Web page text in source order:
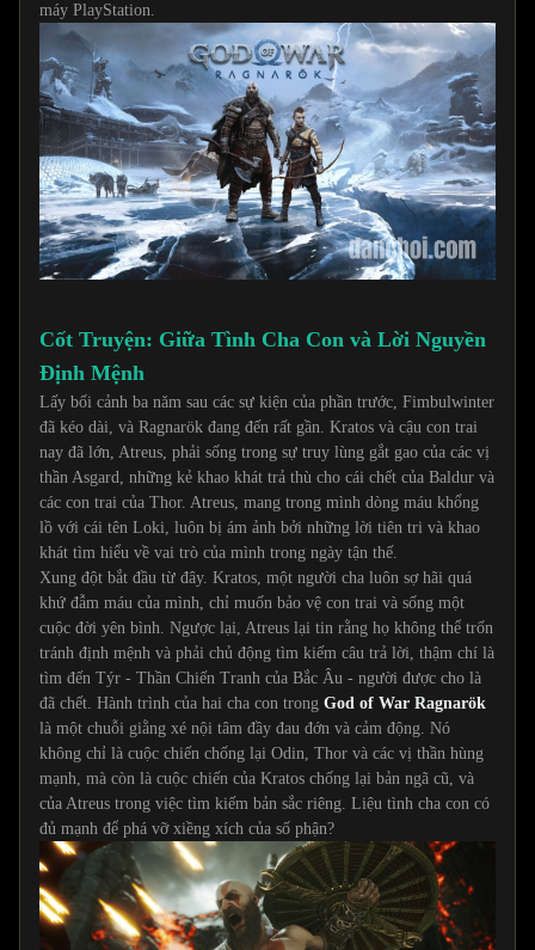
máy PlayStation.
Cốt Truyện: Giữa Tình Cha Con và Lời Nguyền
Định Mệnh
Lấy bối cảnh ba năm sau các sự kiện của phần trước, Fimbulwinter
đã kéo dài, và Ragnarök đang đến rất gần. Kratos và cậu con trai
nay đã lớn, Atreus, phải sống trong sự truy lùng gắt gao của các vị
thần Asgard, những kẻ khao khát trả thù cho cái chết của Baldur và
các con trai của Thor. Atreus, mang trong mình dòng máu khổng
lồ với cái tên Loki, luôn bị ám ảnh bởi những lời tiên tri và khao
khát tìm hiểu về vai trò của mình trong ngày tận thế.
Xung đột bắt đầu từ đây. Kratos, một người cha luôn sợ hãi quá
khứ đẫm máu của mình, chỉ muốn bảo vệ con trai và sống một
cuộc đời yên bình. Ngược lại, Atreus lại tin rằng họ không thể trốn
tránh định mệnh và phải chủ động tìm kiếm câu trả lời, thậm chí là
tìm đến Týr - Thần Chiến Tranh của Bắc Âu - người được cho là
đã chết. Hành trình của hai cha con trong God of War Ragnarök
là một chuỗi giằng xé nội tâm đầy đau đớn và cảm động. Nó
không chỉ là cuộc chiến chống lại Odin, Thor và các vị thần hùng
mạnh, mà còn là cuộc chiến của Kratos chống lại bản ngã cũ, và
của Atreus trong việc tìm kiếm bản sắc riêng. Liệu tình cha con có
đủ mạnh để phá vỡ xiềng xích của số phận?